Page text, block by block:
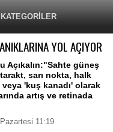
KATEGORİLER
YOL AÇIYOR
Açıkalın:"Sahte güneş
sarı nokta, halk
'kuş kanadı' olarak
artış ve retinada
11:19